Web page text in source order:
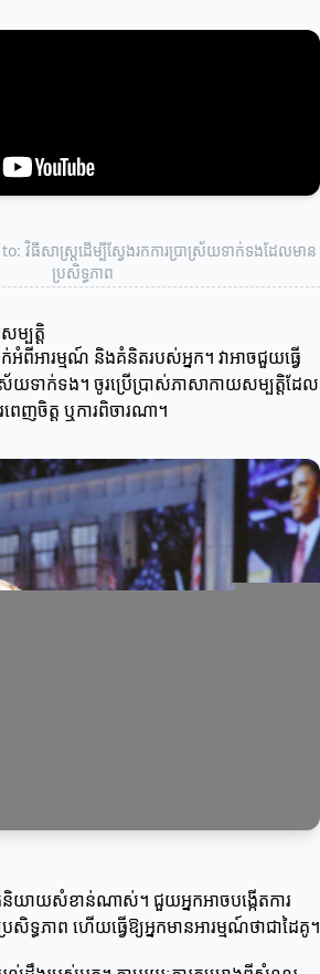
វិធីសាស្ត្រដើម្បីស្វែងរកការប្រាស្រ័យទាក់ទងដែលមាន
ប្រសិទ្ធភាព
ម្បត្តិ
អំពីអារម្មណ៍ និងគំនិតរបស់អ្នក។ វាអាចជួយធ្វើ
យទាក់ទង។ ចូរ​ប្រើប្រាស់ភាសាកាយសម្បត្តិដែល
េញចិត្ត ឬការពិចារណា។
យាយសំខាន់ណាស់។ ជួយអ្នកអាចបង្កើតការ
ទ្ធភាព ហើយធ្វើឱ្យអ្នកមានអារម្មណ៍ថាជាដៃគូ។